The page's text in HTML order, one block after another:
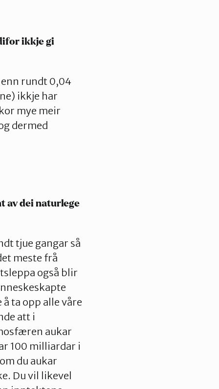
ikkje gi
rundt 0,04
ikkje har
mye meir
dermed
av dei naturlege
tjue gangar så
meste frå
også blir
ta opp alle våre
att i
aukar
100 milliardar i
du aukar
Du vil likevel